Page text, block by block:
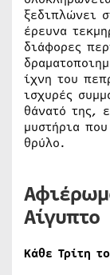
ξεδιπλώνει
έρευνα
διάφορες
ίχνη του
ισχυρές
θάνατό της,
μυστήρια
θρύλο.
Αίγυπτο
Κάθε Τρίτη